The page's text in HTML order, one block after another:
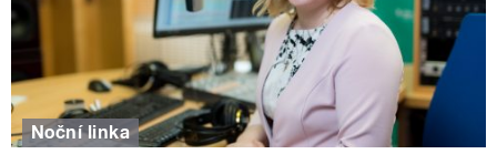
Noční linka